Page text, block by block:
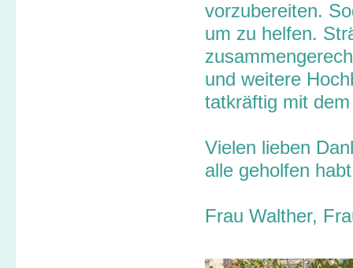
vorzubereiten.
um zu helfen.
und weitere
tatkräftig mit
Vielen lieben
alle geholfen
Frau Walther,